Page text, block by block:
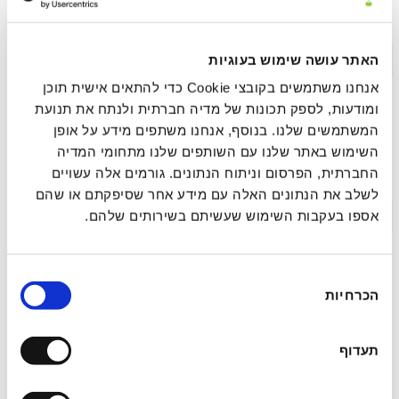
האתר עושה שימוש בעוגיות
אנחנו משתמשים בקובצי Cookie כדי להתאים אישית תוכן
ומודעות, לספק תכונות של מדיה חברתית ולנתח את תנועת
המשתמשים שלנו. בנוסף, אנחנו משתפים מידע על אופן
השימוש באתר שלנו עם השותפים שלנו מתחומי המדיה
החברתית, הפרסום וניתוח הנתונים. גורמים אלה עשויים
לשלב את הנתונים האלה עם מידע אחר שסיפקתם או שהם
אספו בעקבות השימוש שעשיתם בשירותים שלהם.
הסכמה
הכרחיות
תעדוף
נוירו־אינטגרטיבית
תקציר >
עיבוד ושחרור רגשי מהיר (FEEL): מסגרת סומטית
להשלמת מעגל הסטרס בפחד הקשור לטראומה
תקציר >
ההשפעה המיטיבה של חוויות פסיכדליות אקוטיות
על רגש ומיינדפולנס בחיי היומיום בשלב